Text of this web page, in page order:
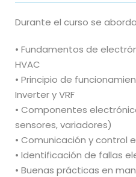
Durante el curso se
• Fundamentos de
HVAC
• Principio de
Inverter y VRF
• Componentes
sensores, variadores)
• Comunicación y control
• Identificación de fallas
• Buenas prácticas en